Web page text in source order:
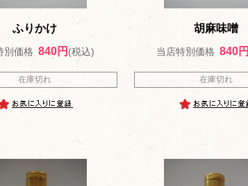
ふりかけ
別価格 840円 (税込)
在庫切れ
胡麻味噌
当店特別価格 840円
在庫切れ